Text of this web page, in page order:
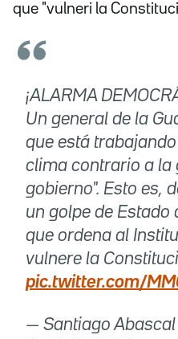
que "vulneri la
¡ALARMA
Un general de la
que está
clima contrario a la
gobierno". Esto es,
un golpe de Estado
que ordena al
vulnere la
pic.twitter.com/
— Santiago Abascal